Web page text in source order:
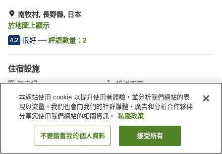
南牧村, 長野縣, 日本
於地圖上顯示
4.2 很好 評語數量： 2
住宿設施
停車場
接送服務
送遞服務
主頁 日本 長野縣 南牧村 膳宿公寓 森林家族
找客房
本網站使用 cookie 以提升使用者體驗，並分析我們網站的表
現與流量。我們也會向我們的社群媒體、廣告和分析合作夥伴
分享您使用我們網站的相關資訊。
私隱政策
不要銷售我的個人資料 接受所有